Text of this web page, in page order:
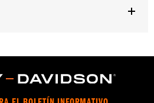
principal exterior de perfil
25700385 o 25700438).